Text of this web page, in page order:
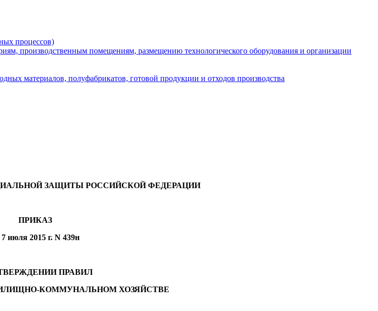
процессов)
производственным помещениям, размещению технологического оборудования и организации
материалов, полуфабрикатов, готовой продукции и отходов производства
ЗАЩИТЫ РОССИЙСКОЙ ФЕДЕРАЦИИ
ПРИКАЗ
7 июля 2015 г. N 439н
ПРАВИЛ
КОММУНАЛЬНОМ ХОЗЯЙСТВЕ